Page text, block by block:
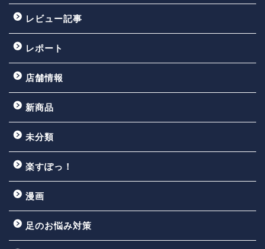
レビュー記事
レポート
店舗情報
新商品
未分類
楽すぽっ！
漫画
足のお悩み対策